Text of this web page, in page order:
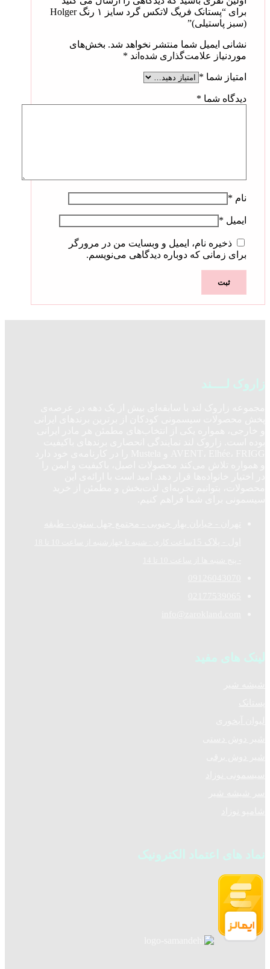
برای “پستانک فریگ لاتکس گرد سایز ۱ رنگ Holger
(سبز پاستیلی)”
نشانی ایمیل شما منتشر نخواهد شد. بخش‌های
موردنیاز علامت‌گذاری شده‌اند *
امتیاز شما *
دیدگاه شما *
نام *
ایمیل *
ذخیره نام، ایمیل و وبسایت من در مرورگر
برای زمانی که دوباره دیدگاهی می‌نویسم.